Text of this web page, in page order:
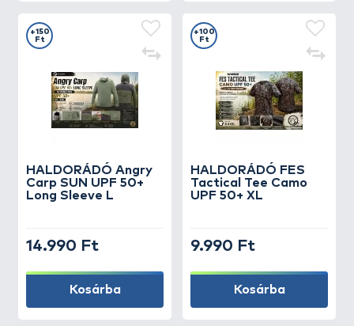
HALDORÁDÓ Angry
Carp SUN UPF 50+
Long Sleeve L
+150
Ft
14.990 Ft
Kosárba
HALDORÁDÓ FES
Tactical Tee Camo
UPF 50+ XL
+100
Ft
9.990 Ft
Kosárba